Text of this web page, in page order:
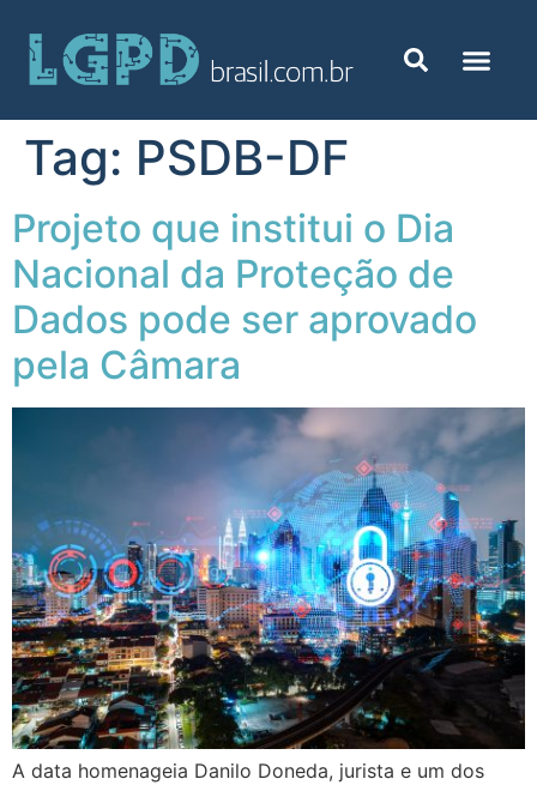
Tag: PSDB-DF
Projeto que institui o Dia
Nacional da Proteção de
Dados pode ser aprovado
pela Câmara
A data homenageia Danilo Doneda, jurista e um dos